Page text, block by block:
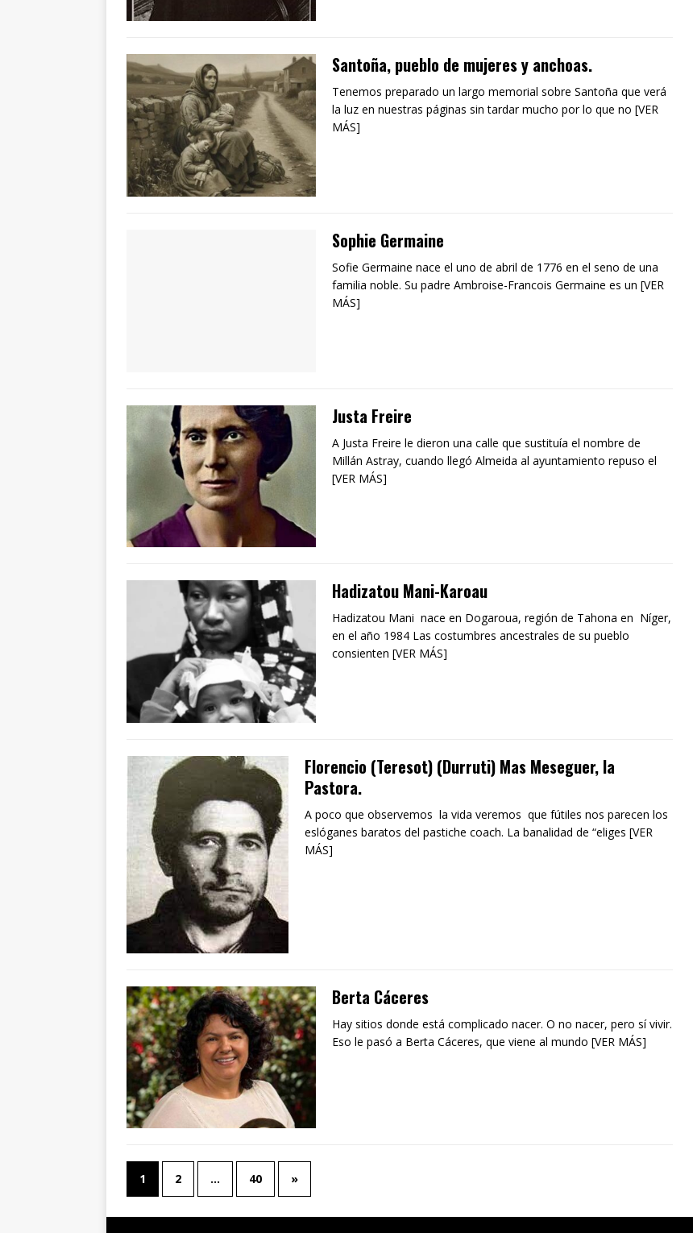
Santoña, pueblo de mujeres y anchoas.
Tenemos preparado un largo memorial sobre Santoña que verá
la luz en nuestras páginas sin tardar mucho por lo que no [VER
MÁS]
Sophie Germaine
Sofie Germaine nace el uno de abril de 1776 en el seno de una
familia noble. Su padre Ambroise-Francois Germaine es un [VER
MÁS]
Justa Freire
A Justa Freire le dieron una calle que sustituía el nombre de
Millán Astray, cuando llegó Almeida al ayuntamiento repuso el
[VER MÁS]
Hadizatou Mani-Karoau
Hadizatou Mani nace en Dogaroua, región de Tahona en Níger,
en el año 1984 Las costumbres ancestrales de su pueblo
consienten [VER MÁS]
Florencio (Teresot) (Durruti) Mas Meseguer, la
Pastora.
A poco que observemos la vida veremos que fútiles nos parecen los
eslóganes baratos del pastiche coach. La banalidad de “eliges [VER
MÁS]
Berta Cáceres
Hay sitios donde está complicado nacer. O no nacer, pero sí vivir.
Eso le pasó a Berta Cáceres, que viene al mundo [VER MÁS]
1 2 … 40 »